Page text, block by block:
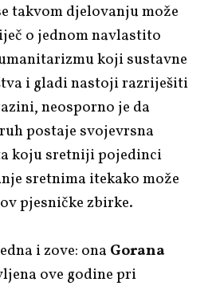
takvom djelovanju može
o jednom navlastito
koji sustavne
i gladi nastoji razriješiti
neosporno je da
postaje svojevrsna
koju sretniji pojedinci
sretnima itekako može
pjesničke zbirke.
i zove: ona Gorana
ove godine pri